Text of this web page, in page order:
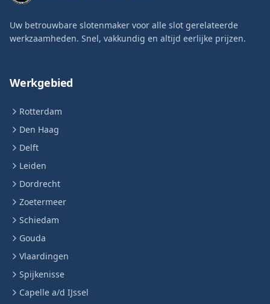
Uw betrouwbare slotenmaker voor alle slot gerelateerde
werkzaamheden. Snel, vakkundig en altijd eerlijke prijzen.
Werkgebied
Rotterdam
Den Haag
Delft
Leiden
Dordrecht
Zoetermeer
Schiedam
Gouda
Vlaardingen
Spijkenisse
Capelle a/d IJssel